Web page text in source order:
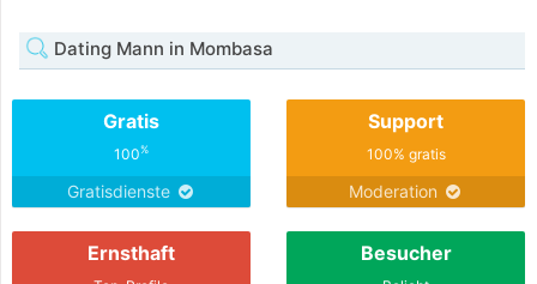
Dating Mann in Mombasa
Gratis
100%
Gratisdienste
Support
100% gratis
Moderation
Ernsthaft Besucher